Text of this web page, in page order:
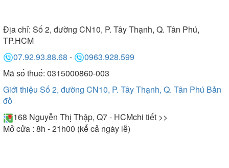
Địa chỉ: Số 2, đường CN10, P. Tây Thạnh, Q. Tân Phú,
TP.HCM
07.92.93.88.68 -
0963.928.599
Mã số thuế: 0315000860-003
Giới thiệu Số 2, đường CN10, P. Tây Thạnh, Q. Tân Phú Bản
đồ
168 Nguyễn Thị Thập, Q7 - HCMchi tiết >>
Mở cửa : 8h - 21h00 (kể cả ngày lễ)